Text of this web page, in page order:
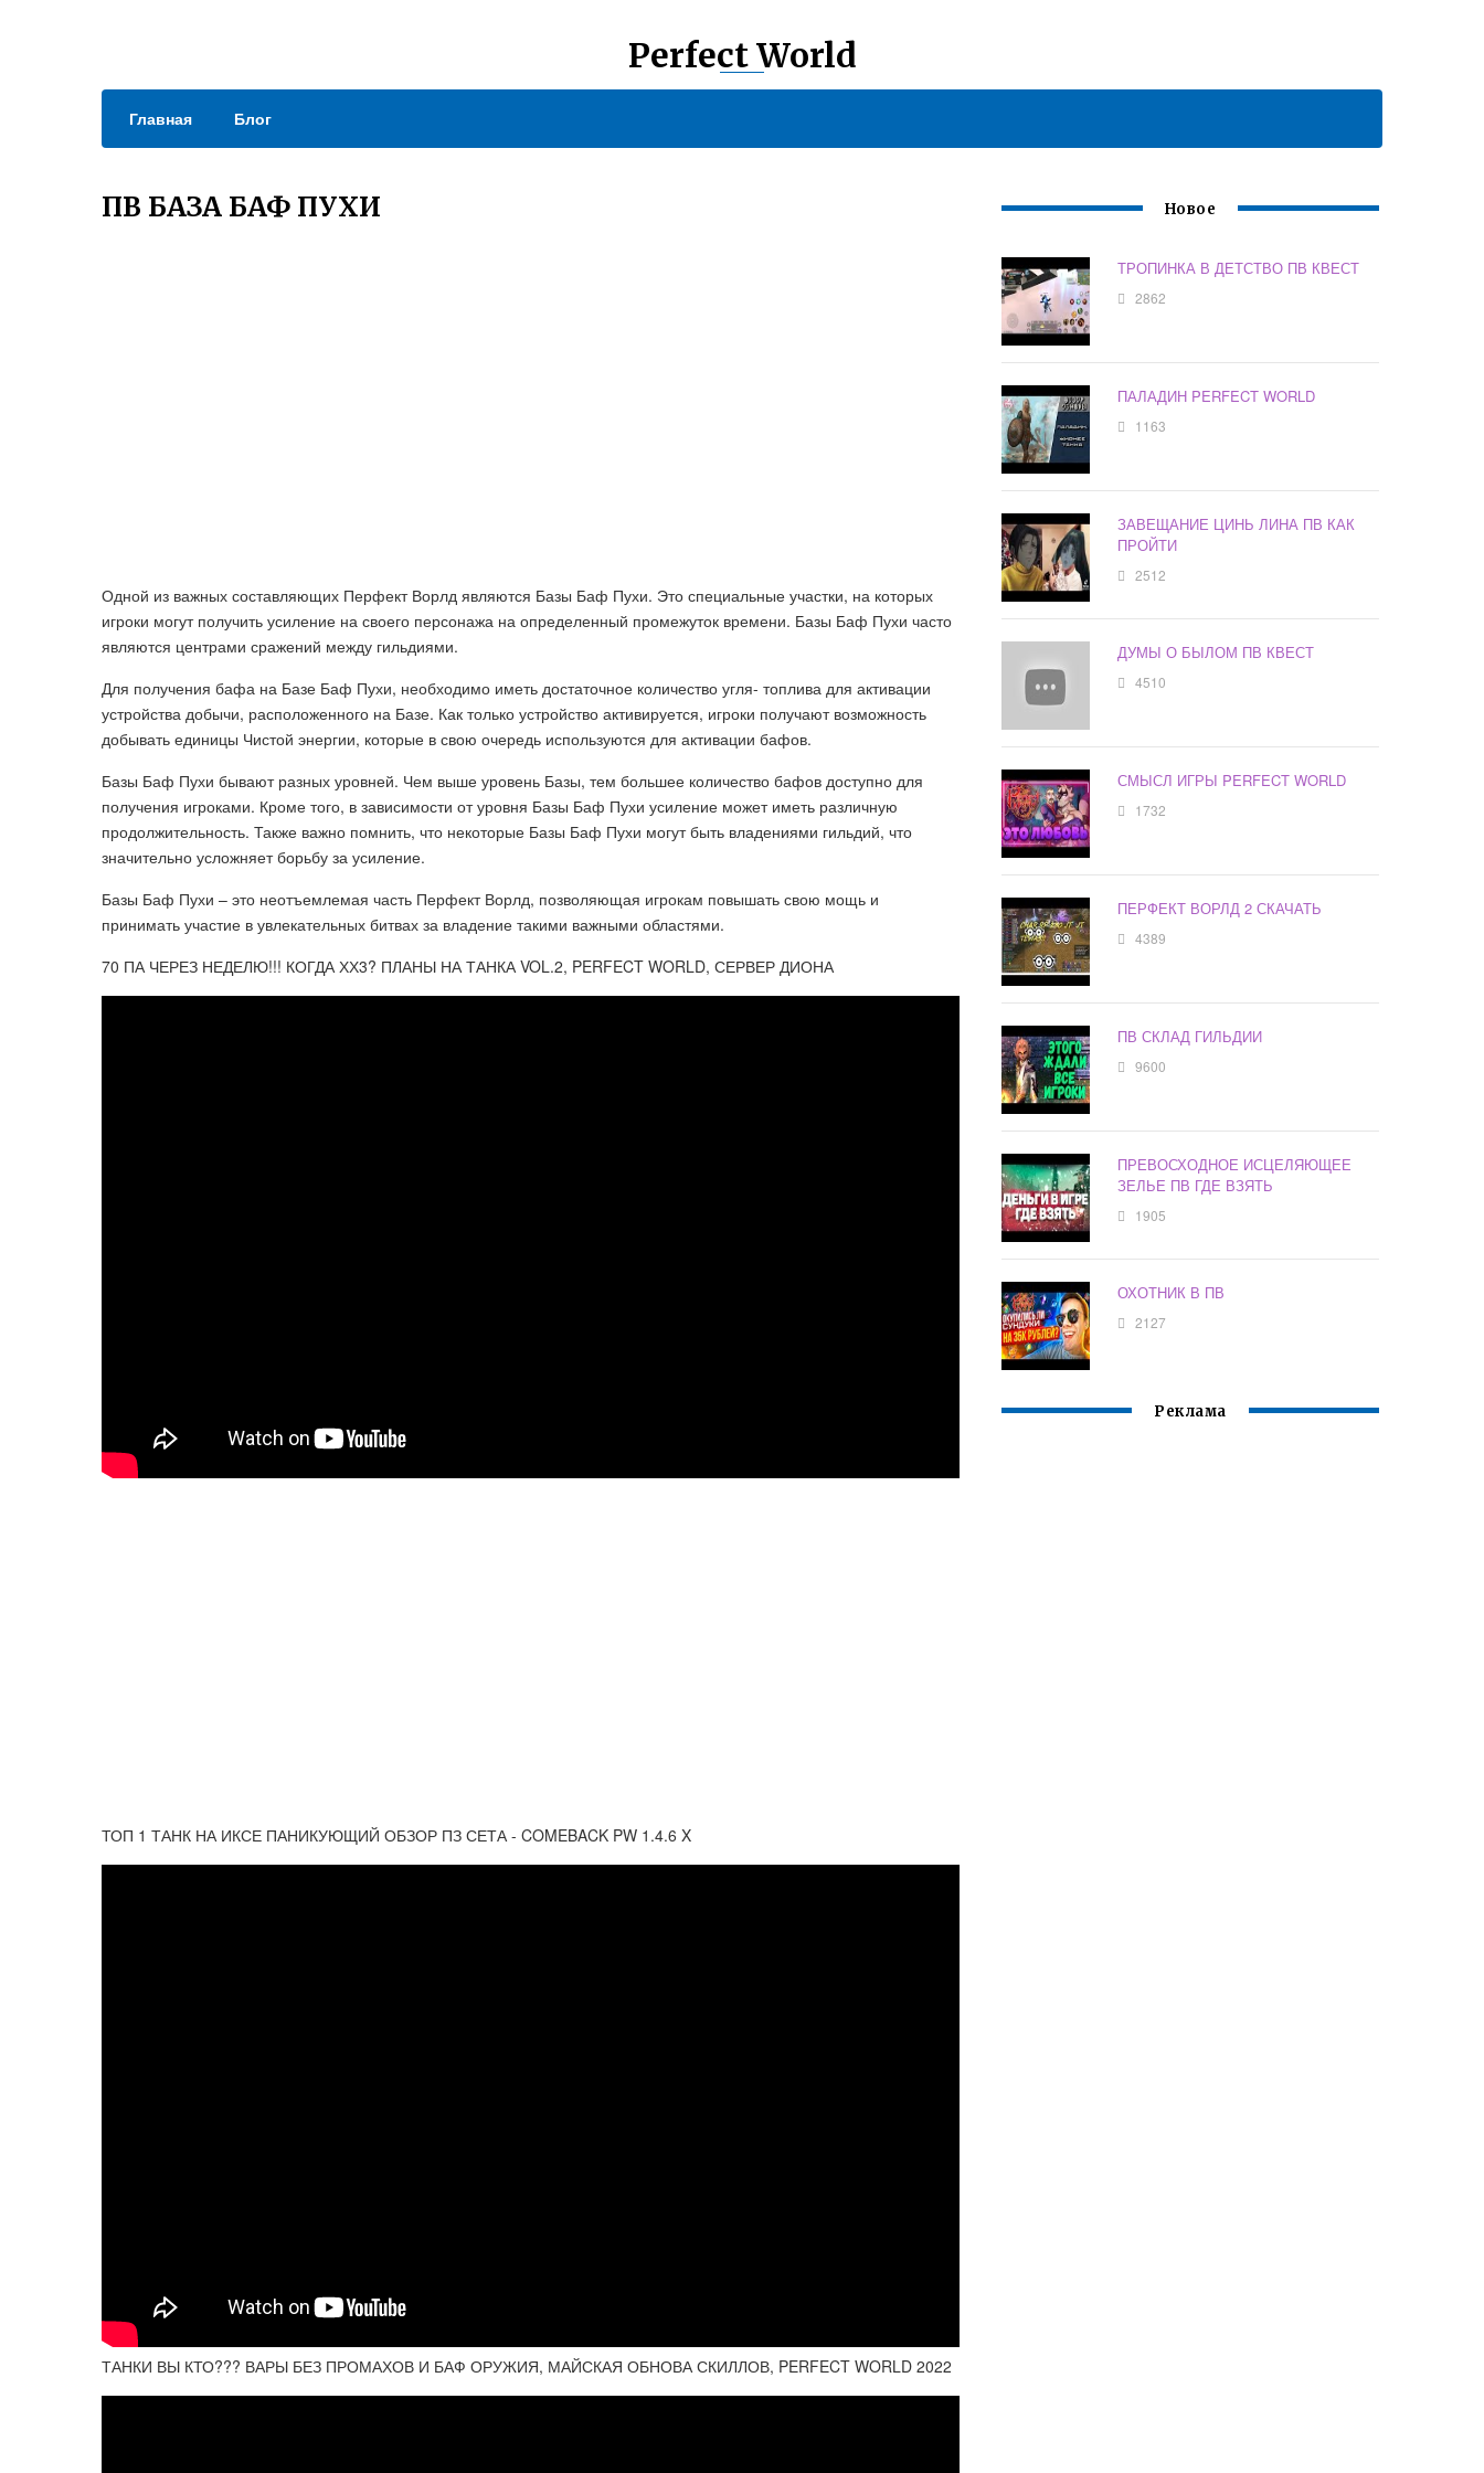
Perfect World
Главная Блог
ПВ БАЗА БАФ ПУХИ
Одной из важных составляющих Перфект Ворлд являются Базы Баф Пухи. Это специальные участки, на которых
игроки могут получить усиление на своего персонажа на определенный промежуток времени. Базы Баф Пухи часто
являются центрами сражений между гильдиями.
Для получения бафа на Базе Баф Пухи, необходимо иметь достаточное количество угля- топлива для активации
устройства добычи, расположенного на Базе. Как только устройство активируется, игроки получают возможность
добывать единицы Чистой энергии, которые в свою очередь используются для активации бафов.
Базы Баф Пухи бывают разных уровней. Чем выше уровень Базы, тем большее количество бафов доступно для
получения игроками. Кроме того, в зависимости от уровня Базы Баф Пухи усиление может иметь различную
продолжительность. Также важно помнить, что некоторые Базы Баф Пухи могут быть владениями гильдий, что
значительно усложняет борьбу за усиление.
Базы Баф Пухи – это неотъемлемая часть Перфект Ворлд, позволяющая игрокам повышать свою мощь и
принимать участие в увлекательных битвах за владение такими важными областями.
70 ПА ЧЕРЕЗ НЕДЕЛЮ!!! КОГДА ХХ3? ПЛАНЫ НА ТАНКА VOL.2, PERFECT WORLD, СЕРВЕР ДИОНА
ТОП 1 ТАНК НА ИКСЕ ПАНИКУЮЩИЙ ОБЗОР ПЗ СЕТА - COMEBACK PW 1.4.6 X
ТАНКИ ВЫ КТО??? ВАРЫ БЕЗ ПРОМАХОВ И БАФ ОРУЖИЯ, МАЙСКАЯ ОБНОВА СКИЛЛОВ, PERFECT WORLD 2022
Новое
ТРОПИНКА В ДЕТСТВО ПВ КВЕСТ
2862
ПАЛАДИН PERFECT WORLD
1163
ЗАВЕЩАНИЕ ЦИНЬ ЛИНА ПВ КАК
ПРОЙТИ
2512
ДУМЫ О БЫЛОМ ПВ КВЕСТ
4510
СМЫСЛ ИГРЫ PERFECT WORLD
1732
ПЕРФЕКТ ВОРЛД 2 СКАЧАТЬ
4389
ПВ СКЛАД ГИЛЬДИИ
9600
ПРЕВОСХОДНОЕ ИСЦЕЛЯЮЩЕЕ
ЗЕЛЬЕ ПВ ГДЕ ВЗЯТЬ
1905
ОХОТНИК В ПВ
2127
Реклама